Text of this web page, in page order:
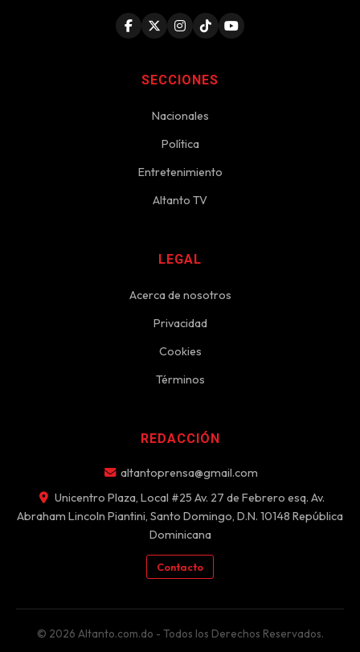
SECCIONES
Nacionales
Política
Entretenimiento
Altanto TV
LEGAL
Acerca de nosotros
Privacidad
Cookies
Términos
REDACCIÓN
altantoprensa@gmail.com
Unicentro Plaza, Local #25 Av. 27 de Febrero esq. Av.
Abraham Lincoln Piantini, Santo Domingo, D.N. 10148 República
Dominicana
Contacto
© 2026 Altanto.com.do - Todos los Derechos Reservados.